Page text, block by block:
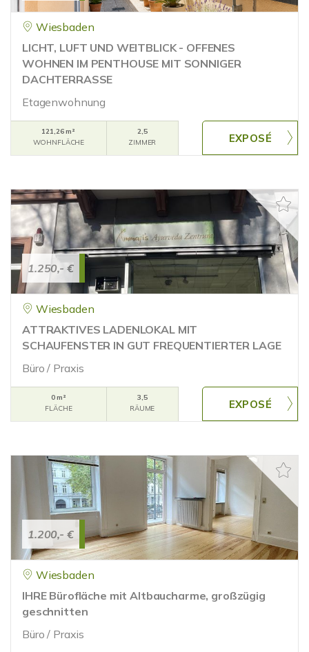
Wiesbaden
LICHT, LUFT UND WEITBLICK - OFFENES
WOHNEN IM PENTHOUSE MIT SONNIGER
DACHTERRASSE
Etagenwohnung
121,26 m²
WOHNFLÄCHE
2,5
ZIMMER
1.250,- €
Wiesbaden
ATTRAKTIVES LADENLOKAL MIT
SCHAUFENSTER IN GUT FREQUENTIERTER LAGE
Büro / Praxis
0 m²
FLÄCHE
3,5
RÄUME
1.200,- €
Wiesbaden
IHRE Bürofläche mit Altbaucharme, großzügig
geschnitten
Büro / Praxis